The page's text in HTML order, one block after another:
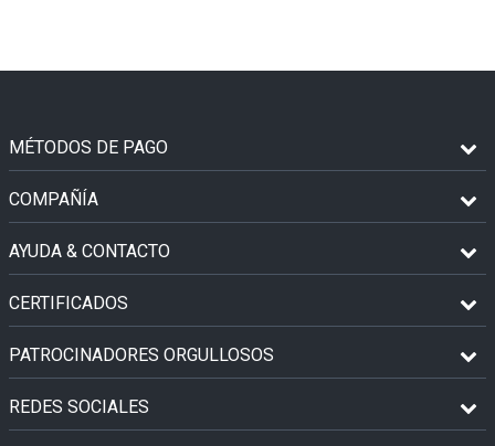
MÉTODOS DE PAGO
COMPAÑÍA
AYUDA & CONTACTO
CERTIFICADOS
PATROCINADORES ORGULLOSOS
REDES SOCIALES